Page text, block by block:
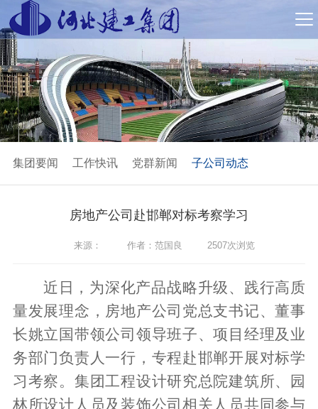
集团要闻 工作快讯 党群新闻 子公司动态
房地产公司赴邯郸对标考察学习
来源： 作者：范国良 2507次浏览
近日，为深化产品战略升级、践行高质
量发展理念，房地产公司党总支书记、董事
长姚立国 带领公司领导班子、项目经理及业
务部门负责人一行，专程赴邯郸开展对标学
习考察。集团工程设计研究总院建筑所、园
林所设计人员及装饰公司相关人员共同参与